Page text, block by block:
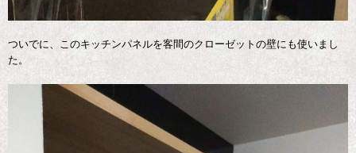
ついでに、このキッチンパネルを客間のクローゼットの壁にも使いまし
た。